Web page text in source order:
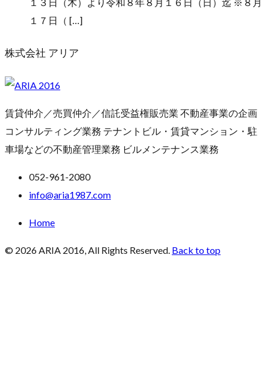
１３日（木）より令和８年８月１６日（日）迄 ※８月
１７日（ […]
株式会社 アリア
賃貸仲介／売買仲介／信託受益権販売業 不動産事業の企画
コンサルティング業務 テナントビル・賃貸マンション・駐
車場などの不動産管理業務 ビルメンテナンス業務
052-961-2080
info@aria1987.com
Home
© 2026 ARIA 2016, All Rights Reserved. Back to top